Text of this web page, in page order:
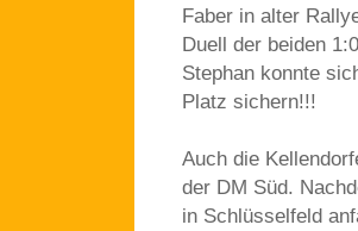
Faber in alter
Duell der beiden
Stephan konnte
Platz sichern!!!
Auch die
der DM Süd.
in Schlüsselfeld